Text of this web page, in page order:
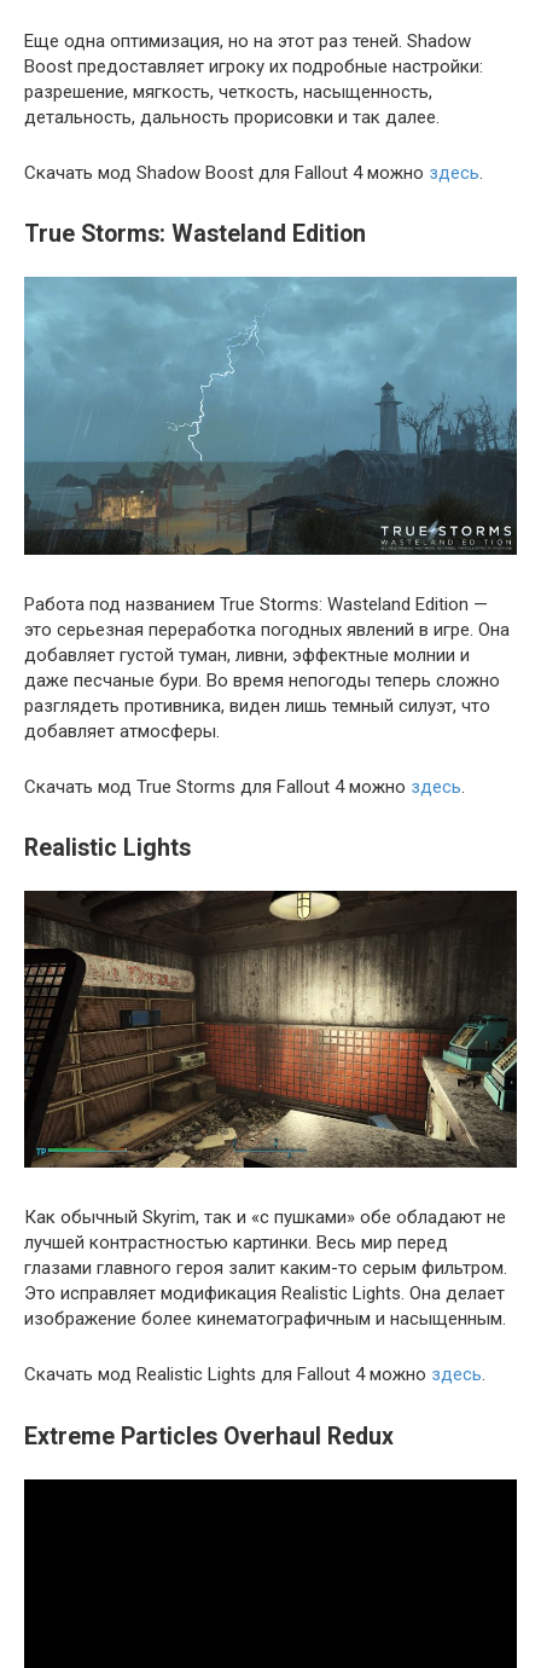
Еще одна оптимизация, но на этот раз теней. Shadow
Boost предоставляет игроку их подробные настройки:
разрешение, мягкость, четкость, насыщенность,
детальность, дальность прорисовки и так далее.
Скачать мод Shadow Boost для Fallout 4 можно здесь.
True Storms: Wasteland Edition
Работа под названием True Storms: Wasteland Edition —
это серьезная переработка погодных явлений в игре. Она
добавляет густой туман, ливни, эффектные молнии и
даже песчаные бури. Во время непогоды теперь сложно
разглядеть противника, виден лишь темный силуэт, что
добавляет атмосферы.
Скачать мод True Storms для Fallout 4 можно здесь.
Realistic Lights
Как обычный Skyrim, так и «с пушками» обе обладают не
лучшей контрастностью картинки. Весь мир перед
глазами главного героя залит каким-то серым фильтром.
Это исправляет модификация Realistic Lights. Она делает
изображение более кинематографичным и насыщенным.
Скачать мод Realistic Lights для Fallout 4 можно здесь.
Extreme Particles Overhaul Redux